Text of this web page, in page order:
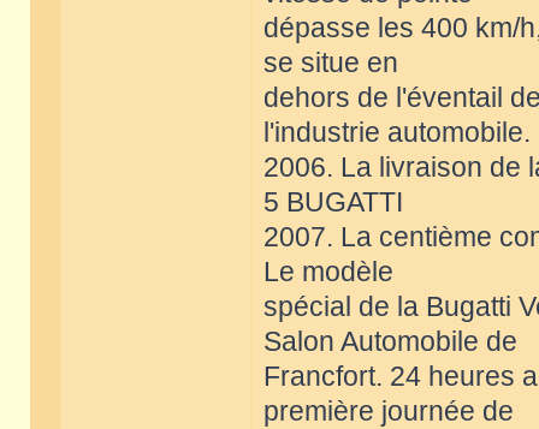
dépasse les 400 km/
se situe en
dehors de l'éventail
l'industrie automobile.
2006. La livraison de
5 BUGATTI
2007. La centième
Le modèle
spécial de la Bugatti
Salon Automobile de
Francfort. 24 heures
première journée de